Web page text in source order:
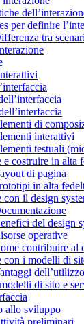
per definire
tra
di
interattivi
testuali
e costruire in alta
di pagina
in alta
con il design
del design
operative
contribuire al
con i modelli di
di sito e
allo sviluppo
preliminari